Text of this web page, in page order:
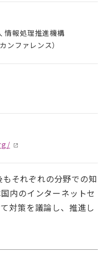
情報処理推進機構
ンファレンス）
それぞれの分野での知
内のインターネットセ
対策を議論し、推進し